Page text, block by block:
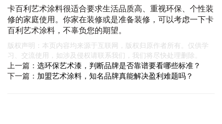
卡百利艺术涂料很适合要求生活品质高、重视环保、个性装
修的家庭使用。你家在装修或是准备装修，可以考虑一下卡
百利艺术涂料，不辜负您的期望。
版权声明：本页内容均来源于互联网，版权归原作者所有。仅供学
习、交流使用，如涉及侵权请联系我们，我们将尽快处理删除。
上一篇： 选环保艺术漆，判断品牌是否靠谱要看哪些标准？
下一篇： 加盟艺术涂料，知名品牌真能解决盈利难题吗？